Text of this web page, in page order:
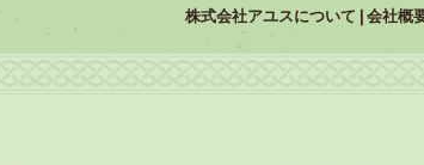
株式会社アユスについて | 会社概